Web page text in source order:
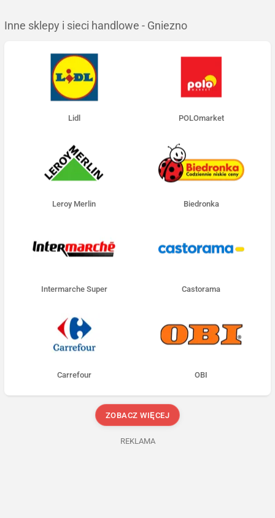
Inne sklepy i sieci handlowe - Gniezno
Lidl POLOmarket
Leroy Merlin Biedronka
Intermarche Super Castorama
Carrefour OBI
ZOBACZ WIĘCEJ
REKLAMA